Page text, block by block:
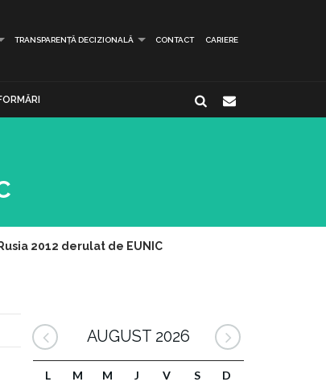
TRANSPARENȚĂ DECIZIONALĂ CONTACT CARIERE
2012 derulat de EUNIC
AUGUST 2026
L M M J V S D